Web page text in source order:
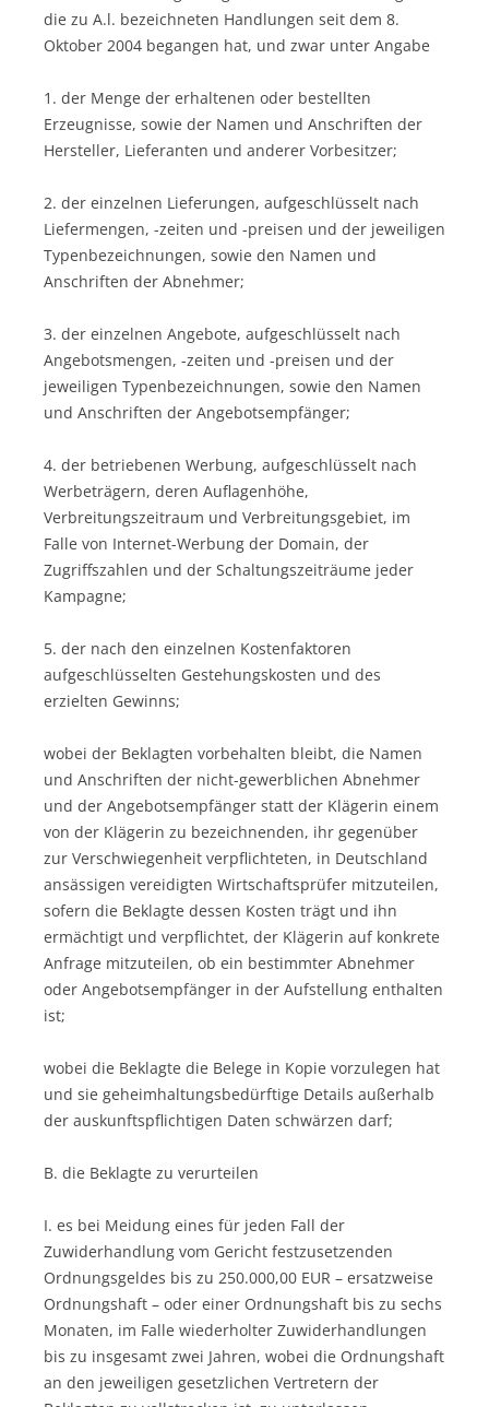
die zu A.l. bezeichneten Handlungen seit dem 8.
Oktober 2004 begangen hat, und zwar unter Angabe
1. der Menge der erhaltenen oder bestellten
Erzeugnisse, sowie der Namen und Anschriften der
Hersteller, Lieferanten und anderer Vorbesitzer;
2. der einzelnen Lieferungen, aufgeschlüsselt nach
Liefermengen, -zeiten und -preisen und der jeweiligen
Typenbezeichnungen, sowie den Namen und
Anschriften der Abnehmer;
3. der einzelnen Angebote, aufgeschlüsselt nach
Angebotsmengen, -zeiten und -preisen und der
jeweiligen Typenbezeichnungen, sowie den Namen
und Anschriften der Angebotsempfänger;
4. der betriebenen Werbung, aufgeschlüsselt nach
Werbeträgern, deren Auflagenhöhe,
Verbreitungszeitraum und Verbreitungsgebiet, im
Falle von Internet-Werbung der Domain, der
Zugriffszahlen und der Schaltungszeiträume jeder
Kampagne;
5. der nach den einzelnen Kostenfaktoren
aufgeschlüsselten Gestehungskosten und des
erzielten Gewinns;
wobei der Beklagten vorbehalten bleibt, die Namen
und Anschriften der nicht-gewerblichen Abnehmer
und der Angebotsempfänger statt der Klägerin einem
von der Klägerin zu bezeichnenden, ihr gegenüber
zur Verschwiegenheit verpflichteten, in Deutschland
ansässigen vereidigten Wirtschaftsprüfer mitzuteilen,
sofern die Beklagte dessen Kosten trägt und ihn
ermächtigt und verpflichtet, der Klägerin auf konkrete
Anfrage mitzuteilen, ob ein bestimmter Abnehmer
oder Angebotsempfänger in der Aufstellung enthalten
ist;
wobei die Beklagte die Belege in Kopie vorzulegen hat
und sie geheimhaltungsbedürftige Details außerhalb
der auskunftspflichtigen Daten schwärzen darf;
B. die Beklagte zu verurteilen
I. es bei Meidung eines für jeden Fall der
Zuwiderhandlung vom Gericht festzusetzenden
Ordnungsgeldes bis zu 250.000,00 EUR – ersatzweise
Ordnungshaft – oder einer Ordnungshaft bis zu sechs
Monaten, im Falle wiederholter Zuwiderhandlungen
bis zu insgesamt zwei Jahren, wobei die Ordnungshaft
an den jeweiligen gesetzlichen Vertretern der